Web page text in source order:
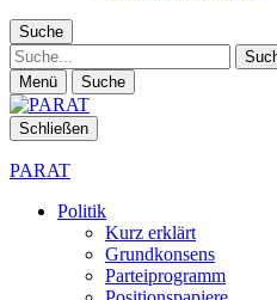
Suche
Suche
Menü Suche
Schließen
PARAT
Politik
Kurz erklärt
Grundkonsens
Parteiprogramm